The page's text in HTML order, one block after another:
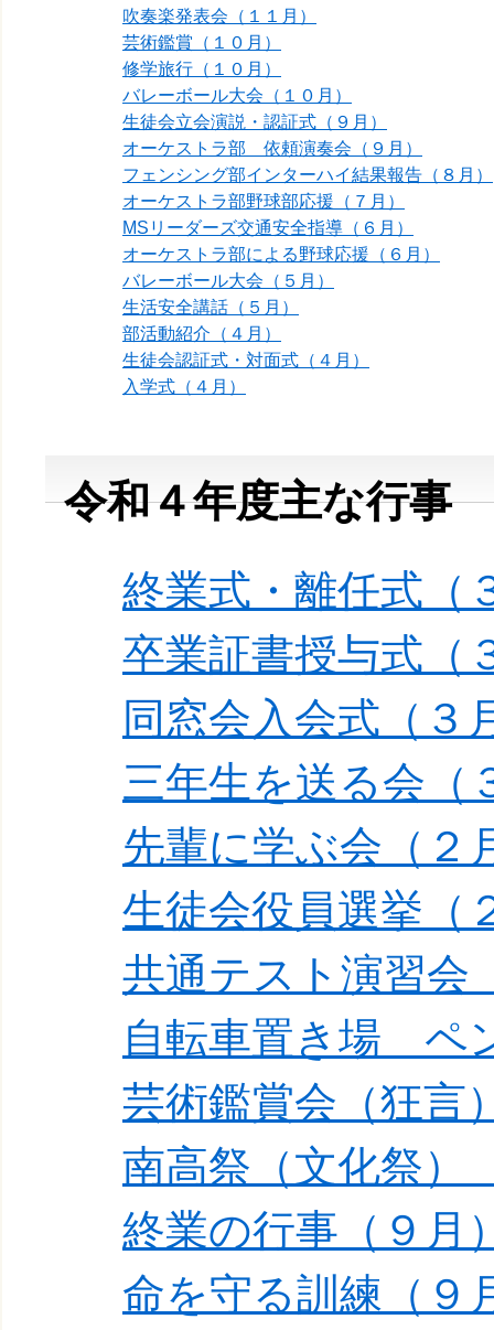
吹奏楽発表会（１１月）
芸術鑑賞（１０月）
修学旅行（１０月）
バレーボール大会（１０月）
生徒会立会演説・認証式（９月）
オーケストラ部 依頼演奏会（９月）
フェンシング部インターハイ結果報告（８月）
オーケストラ部野球部応援（７月）
MSリーダーズ交通安全指導（６月）
オーケストラ部による野球応援（６月）
バレーボール大会（５月）
生活安全講話（５月）
部活動紹介（４月）
生徒会認証式・対面式（４月）
入学式（４月）
令和４年度主な行事
終業式・離任式（
卒業証書授与式（
同窓会入会式（３
三年生を送る会（
先輩に学ぶ会（２
生徒会役員選挙（
共通テスト演習会
自転車置き場 ペ
芸術鑑賞会（狂言
南高祭（文化祭）
終業の行事（９月
命を守る訓練（９